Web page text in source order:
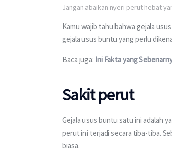
Jangan abaikan nyeri perut hebat
Kamu wajib tahu bahwa gejala
gejala usus buntu yang perlu
Baca juga: Ini Fakta yang
Sakit perut
Gejala usus buntu satu ini adalah
perut ini terjadi secara tiba-tiba.
biasa.